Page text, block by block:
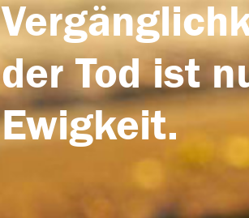
der Tod ist
Ewigkeit.